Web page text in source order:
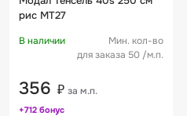
рис MT27
В наличии
Мин. кол-во
для заказа 50 /м.п.
356 ₽ за м.п.
+712 бонус